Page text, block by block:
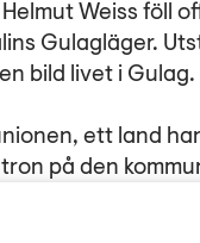
Weiss föll
Gulagläger.
bild livet i Gulag.
ett land
på den
blir han